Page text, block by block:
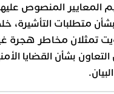
المعايير المنصوص
بشأن متطلبات
تمثلان مخاطر هجرة
بشأن القضايا